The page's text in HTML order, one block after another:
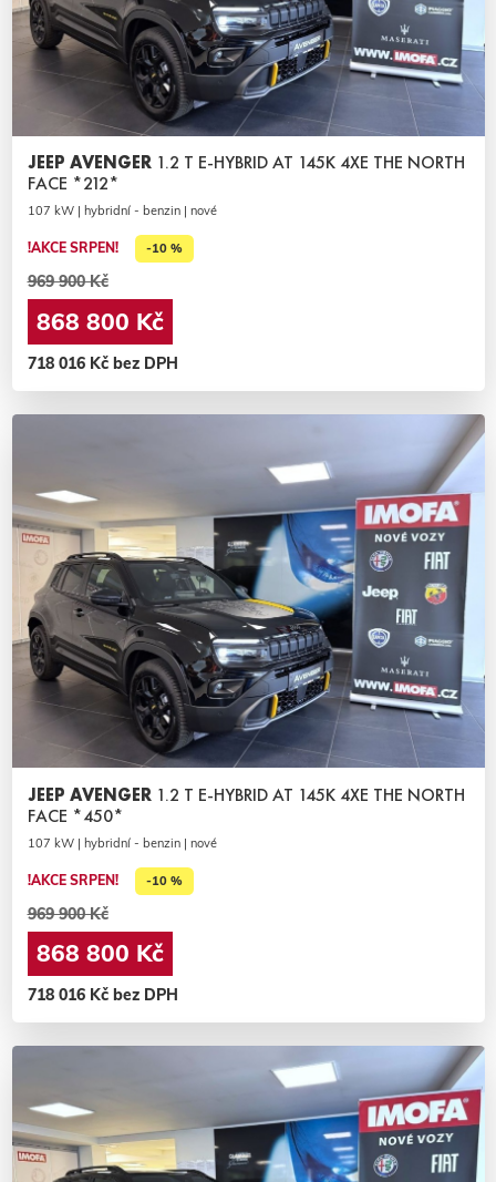
JEEP AVENGER 1.2 T E-HYBRID AT 145K 4XE THE NORTH
FACE *212*
107 kW | hybridní - benzin | nové
!AKCE SRPEN! -10 %
969 900 Kč
868 800 Kč
718 016 Kč bez DPH
JEEP AVENGER 1.2 T E-HYBRID AT 145K 4XE THE NORTH
FACE *450*
107 kW | hybridní - benzin | nové
!AKCE SRPEN! -10 %
969 900 Kč
868 800 Kč
718 016 Kč bez DPH